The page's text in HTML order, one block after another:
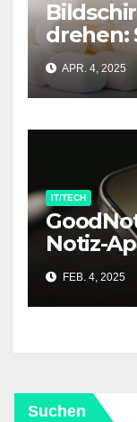
drehen:
APR. 4, 2025
IT/TECH
Notiz-
FEB. 4, 2025
Suchen